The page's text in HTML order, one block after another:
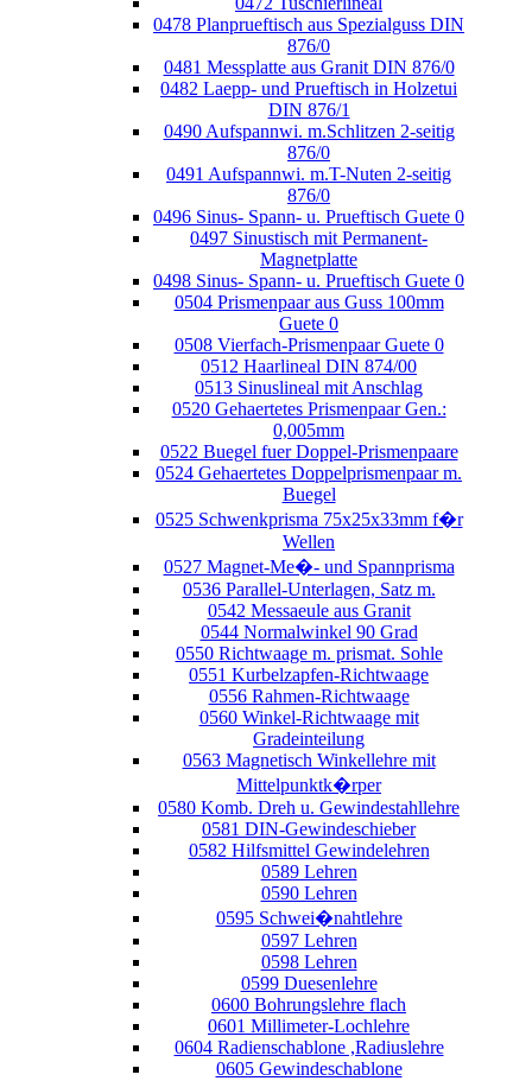
0478 Planprueftisch aus Spezialguss DIN
876/0
0481 Messplatte aus Granit DIN 876/0
0482 Laepp- und Prueftisch in Holzetui
DIN 876/1
0490 Aufspannwi. m.Schlitzen 2-seitig
876/0
0491 Aufspannwi. m.T-Nuten 2-seitig
876/0
0496 Sinus- Spann- u. Prueftisch Guete 0
0497 Sinustisch mit Permanent-
Magnetplatte
0498 Sinus- Spann- u. Prueftisch Guete 0
0504 Prismenpaar aus Guss 100mm
Guete 0
0508 Vierfach-Prismenpaar Guete 0
0512 Haarlineal DIN 874/00
0513 Sinuslineal mit Anschlag
0520 Gehaertetes Prismenpaar Gen.:
0,005mm
0522 Buegel fuer Doppel-Prismenpaare
0524 Gehaertetes Doppelprismenpaar m.
Buegel
0525 Schwenkprisma 75x25x33mm f�r
Wellen
0527 Magnet-Me�- und Spannprisma
0536 Parallel-Unterlagen, Satz m.
0542 Messaeule aus Granit
0544 Normalwinkel 90 Grad
0550 Richtwaage m. prismat. Sohle
0551 Kurbelzapfen-Richtwaage
0556 Rahmen-Richtwaage
0560 Winkel-Richtwaage mit
Gradeinteilung
0563 Magnetisch Winkellehre mit
Mittelpunktk�rper
0580 Komb. Dreh u. Gewindestahllehre
0581 DIN-Gewindeschieber
0582 Hilfsmittel Gewindelehren
0589 Lehren
0590 Lehren
0595 Schwei�nahtlehre
0597 Lehren
0598 Lehren
0599 Duesenlehre
0600 Bohrungslehre flach
0601 Millimeter-Lochlehre
0604 Radienschablone ,Radiuslehre
0605 Gewindeschablone